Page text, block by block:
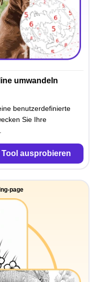
umwandeln
benutzerdefinierte
Sie Ihre
ausprobieren
page